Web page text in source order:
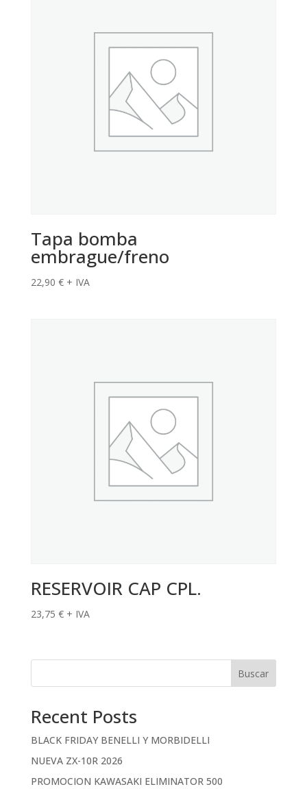
Tapa bomba
embrague/freno
22,90 € + IVA
RESERVOIR CAP CPL.
23,75 € + IVA
Buscar
Recent Posts
BLACK FRIDAY BENELLI Y MORBIDELLI
NUEVA ZX-10R 2026
PROMOCION KAWASAKI ELIMINATOR 500